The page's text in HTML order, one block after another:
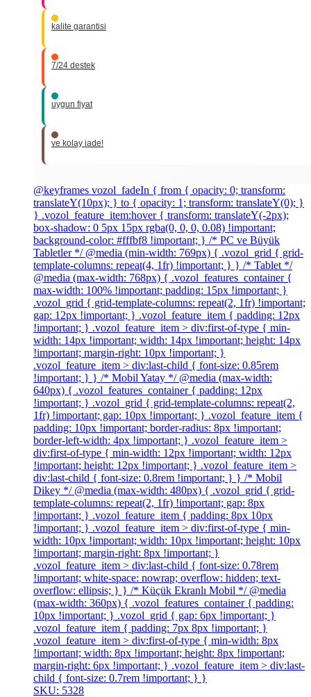
kalite garantisi
7/24 destek
uygun fiyat
ve kolay iade!
@keyframes vozol_fadeIn { from { opacity: 0; transform:
translateY(10px); } to { opacity: 1; transform: translateY(0); }
} .vozol_feature_item:hover { transform: translateY(-2px);
box-shadow: 0 5px 15px rgba(0, 0, 0, 0.08) !important;
background-color: #fffbf8 !important; } /* PC ve Büyük
Tabletler */ @media (min-width: 769px) { .vozol_grid { grid-
template-columns: repeat(4, 1fr) !important; } } /* Tablet */
@media (max-width: 768px) { .vozol_features_container {
max-width: 100% !important; padding: 15px !important; }
.vozol_grid { grid-template-columns: repeat(2, 1fr) !important;
gap: 12px !important; } .vozol_feature_item { padding: 12px
!important; } .vozol_feature_item > div:first-of-type { min-
width: 14px !important; width: 14px !important; height: 14px
!important; margin-right: 10px !important; }
.vozol_feature_item > div:last-child { font-size: 0.85rem
!important; } } /* Mobil Yatay */ @media (max-width:
640px) { .vozol_features_container { padding: 12px
!important; } .vozol_grid { grid-template-columns: repeat(2,
1fr) !important; gap: 10px !important; } .vozol_feature_item {
padding: 10px !important; border-radius: 8px !important;
border-left-width: 4px !important; } .vozol_feature_item >
div:first-of-type { min-width: 12px !important; width: 12px
!important; height: 12px !important; } .vozol_feature_item >
div:last-child { font-size: 0.8rem !important; } } /* Mobil
Dikey */ @media (max-width: 480px) { .vozol_grid { grid-
template-columns: repeat(2, 1fr) !important; gap: 8px
!important; } .vozol_feature_item { padding: 8px 10px
!important; } .vozol_feature_item > div:first-of-type { min-
width: 10px !important; width: 10px !important; height: 10px
!important; margin-right: 8px !important; }
.vozol_feature_item > div:last-child { font-size: 0.78rem
!important; white-space: nowrap; overflow: hidden; text-
overflow: ellipsis; } } /* Küçük Ekranlı Mobil */ @media
(max-width: 360px) { .vozol_features_container { padding:
10px !important; } .vozol_grid { gap: 6px !important; }
.vozol_feature_item { padding: 7px 8px !important; }
.vozol_feature_item > div:first-of-type { min-width: 8px
!important; width: 8px !important; height: 8px !important;
margin-right: 6px !important; } .vozol_feature_item > div:last-
child { font-size: 0.7rem !important; } }
SKU: 5328